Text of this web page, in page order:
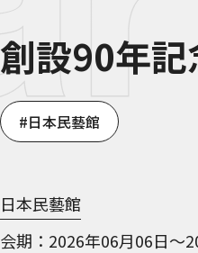
創設90年
日本民藝館
日本民藝館
会期
2026年06月06日～